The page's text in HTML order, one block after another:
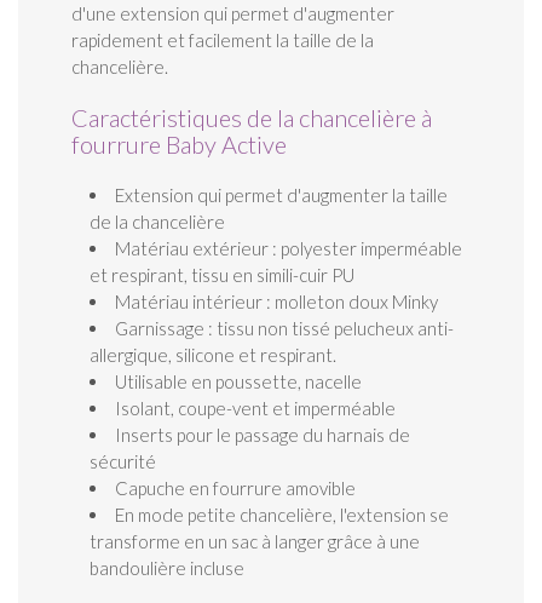
d'une extension qui permet d'augmenter
rapidement et facilement la taille de la
chancelière.
Caractéristiques de la chancelière à
fourrure Baby Active
Extension qui permet d'augmenter la taille
de la chancelière
Matériau extérieur : polyester imperméable
et respirant, tissu en simili-cuir PU
Matériau intérieur : molleton doux Minky
Garnissage : tissu non tissé pelucheux anti-
allergique, silicone et respirant.
Utilisable en poussette, nacelle
Isolant, coupe-vent et imperméable
Inserts pour le passage du harnais de
sécurité
Capuche en fourrure amovible
En mode petite chancelière, l'extension se
transforme en un sac à langer grâce à une
bandoulière incluse